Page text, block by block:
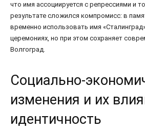
что имя ассоциируется с репрессиями и
результате сложился компромисс: в
временно использовать имя
церемониях, но при этом сохраняет
Волгоград.
Социально-
изменения и их
идентичность